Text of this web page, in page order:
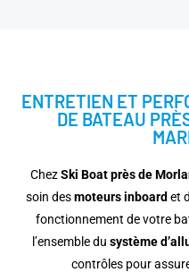
ENTRETIEN ET
DE BATEAU
ChezSki Boat près de
soin desmoteurs inboard et
fonctionnement de votre
l’ensemble du système
contrôles pour